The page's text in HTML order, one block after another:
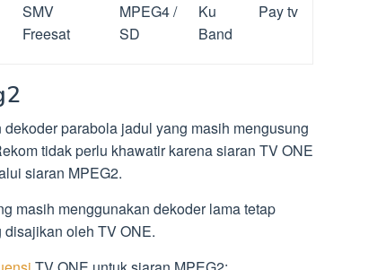
SMV
Freesat
MPEG4 /
SD
Ku
Band
Pay tv
parabola jadul yang masih mengusung
tidak perlu khawatir karena siaran TV ONE
siaran MPEG2.
masih menggunakan dekoder lama tetap
oleh TV ONE.